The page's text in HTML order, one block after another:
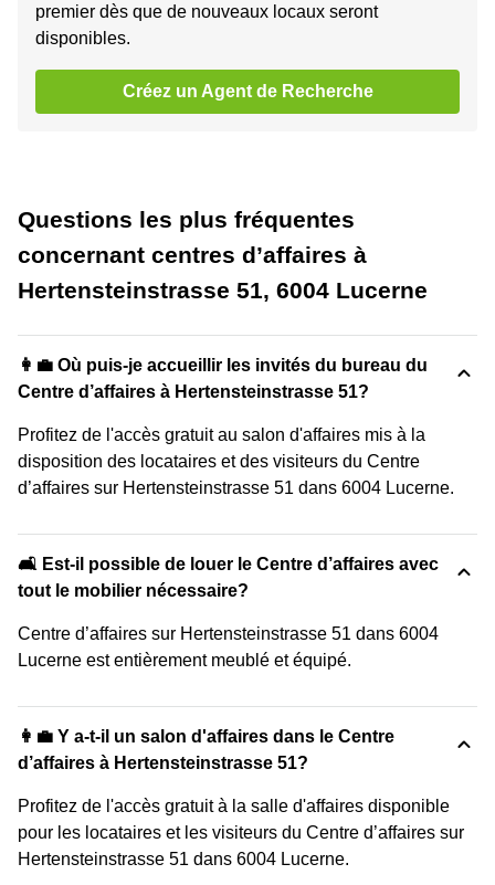
premier dès que de nouveaux locaux seront
disponibles.
Créez un Agent de Recherche
Questions les plus fréquentes
concernant centres d’affaires à
Hertensteinstrasse 51, 6004 Lucerne
👩‍💼 Où puis-je accueillir les invités du bureau du
Centre d’affaires à Hertensteinstrasse 51?
Profitez de l'accès gratuit au salon d'affaires mis à la
disposition des locataires et des visiteurs du Centre
d’affaires sur Hertensteinstrasse 51 dans 6004 Lucerne.
🛋️ Est-il possible de louer le Centre d’affaires avec
tout le mobilier nécessaire?
Centre d’affaires sur Hertensteinstrasse 51 dans 6004
Lucerne est entièrement meublé et équipé.
👩‍💼 Y a-t-il un salon d'affaires dans le Centre
d’affaires à Hertensteinstrasse 51?
Profitez de l'accès gratuit à la salle d'affaires disponible
pour les locataires et les visiteurs du Centre d’affaires sur
Hertensteinstrasse 51 dans 6004 Lucerne.